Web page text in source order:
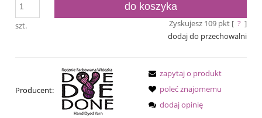
szt.
do koszyka
Zyskujesz 109pkt [ ? ]
dodaj do przechowalni
Producent:
zapytaj o produkt
poleć znajomemu
dodaj opinię